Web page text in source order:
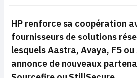
HP renforce sa coopération
fournisseurs de solutions
lesquels Aastra, Avaya, F5
annonce de nouveaux